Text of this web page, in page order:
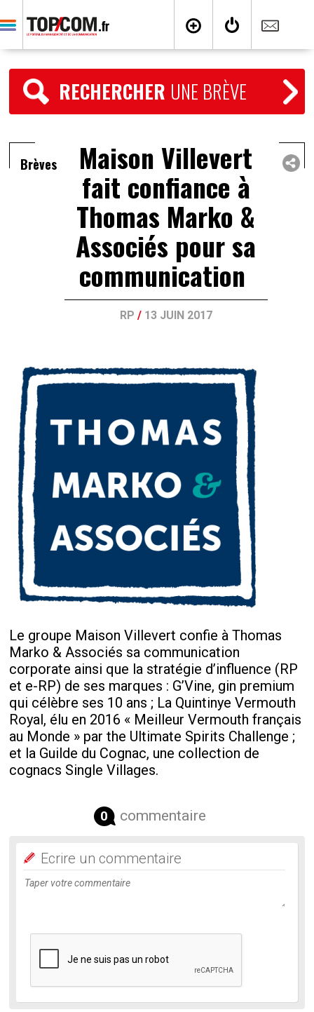
RECHERCHER UNE BRÈVE
Brèves Maison Villevert
fait confiance à
Thomas Marko &
Associés pour sa
communication
RP / 13 JUIN 2017
Le groupe Maison Villevert confie à Thomas
Marko & Associés sa communication
corporate ainsi que la stratégie d’influence (RP
et e-RP) de ses marques : G’Vine, gin premium
qui célèbre ses 10 ans ; La Quintinye Vermouth
Royal, élu en 2016 « Meilleur Vermouth français
au Monde » par the Ultimate Spirits Challenge ;
et la Guilde du Cognac, une collection de
cognacs Single Villages.
0 commentaire
Ecrire un commentaire